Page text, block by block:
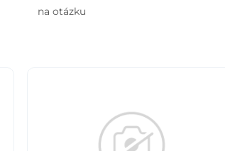
na otázku